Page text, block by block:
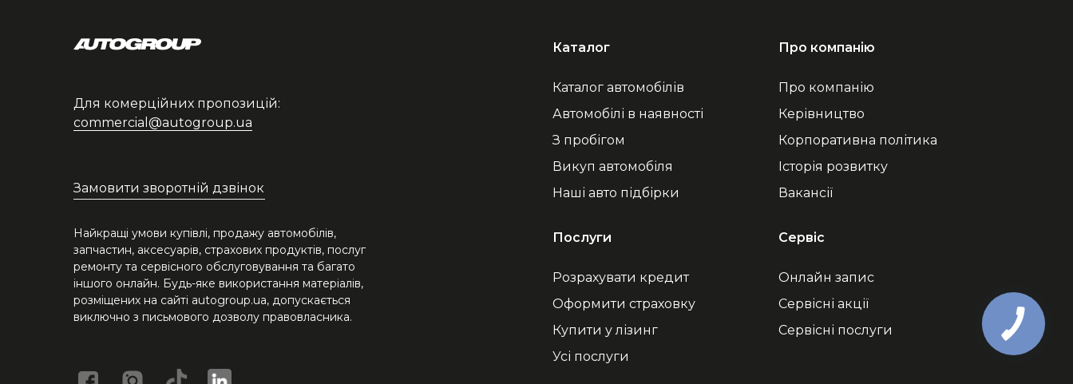
Замовити зворотній дзвінок
Найкращі умови купівлі, продажу автомобілів,
запчастин, аксесуарів, страхових продуктів, послуг
ремонту та сервісного обслуговування та багато
іншого онлайн. Будь-яке використання матеріалів,
розміщених на сайті autogroup.ua, допускається
виключно з письмового дозволу правовласника.
Каталог автомобілів
З пробігом
Автомобілі в наявності
Викуп автомобіля
Наші авто підбірки
Каталог
Онлайн запис
Сервісні послуги
Сервісні акції
Сервіс
Про компанію
Корпоративна політика
Керівництво
Історія розвитку
Вакансії
Про компанію
Купити у лізинг
Оформити страховку
Усі послуги
Послуги
Розрахувати кредит
Для комерційних пропозицій:
commercial@autogroup.ua